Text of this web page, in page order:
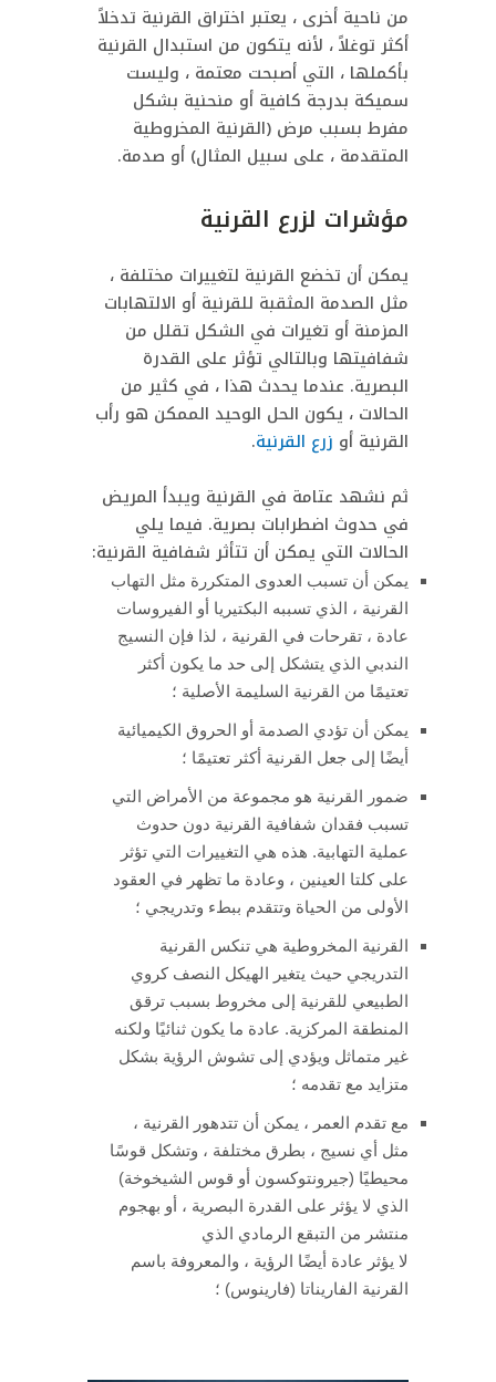
من ناحية أخرى ، يعتبر اختراق القرنية تدخلاً
أكثر توغلاً ، لأنه يتكون من استبدال القرنية
بأكملها ، التي أصبحت معتمة ، وليست
سميكة بدرجة كافية أو منحنية بشكل
مفرط بسبب مرض (القرنية المخروطية
المتقدمة ، على سبيل المثال) أو صدمة.
مؤشرات لزرع القرنية
يمكن أن تخضع القرنية لتغييرات مختلفة ،
مثل الصدمة المثقبة للقرنية أو الالتهابات
المزمنة أو تغيرات في الشكل تقلل من
شفافيتها وبالتالي تؤثر على القدرة
البصرية. عندما يحدث هذا ، في كثير من
الحالات ، يكون الحل الوحيد الممكن هو رأب
القرنية أو زرع القرنية.
ثم نشهد عتامة في القرنية ويبدأ المريض
في حدوث اضطرابات بصرية. فيما يلي
الحالات التي يمكن أن تتأثر شفافية القرنية:
يمكن أن تسبب العدوى المتكررة مثل التهاب
القرنية ، الذي تسببه البكتيريا أو الفيروسات
عادة ، تقرحات في القرنية ، لذا فإن النسيج
الندبي الذي يتشكل إلى حد ما يكون أكثر
تعتيمًا من القرنية السليمة الأصلية ؛
يمكن أن تؤدي الصدمة أو الحروق الكيميائية
أيضًا إلى جعل القرنية أكثر تعتيمًا ؛
ضمور القرنية هو مجموعة من الأمراض التي
تسبب فقدان شفافية القرنية دون حدوث
عملية التهابية. هذه هي التغييرات التي تؤثر
على كلتا العينين ، وعادة ما تظهر في العقود
الأولى من الحياة وتتقدم ببطء وتدريجي ؛
القرنية المخروطية هي تنكس القرنية
التدريجي حيث يتغير الهيكل النصف كروي
الطبيعي للقرنية إلى مخروط بسبب ترقق
المنطقة المركزية. عادة ما يكون ثنائيًا ولكنه
غير متماثل ويؤدي إلى تشوش الرؤية بشكل
متزايد مع تقدمه ؛
مع تقدم العمر ، يمكن أن تتدهور القرنية ،
مثل أي نسيج ، بطرق مختلفة ، وتشكل قوسًا
محيطيًا (جيرونتوكسون أو قوس الشيخوخة)
الذي لا يؤثر على القدرة البصرية ، أو بهجوم
منتشر من التبقع الرمادي الذي
لا يؤثر عادة أيضًا الرؤية ، والمعروفة باسم
القرنية الفاريناتا (فارينوس) ؛